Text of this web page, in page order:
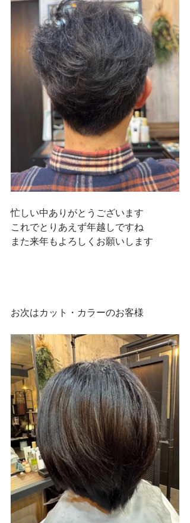
忙しい中ありがとうございます
これでとりあえず年越しですね
また来年もよろしくお願いします
お次はカット・カラーのお客様